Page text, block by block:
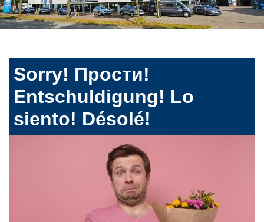
Sorry! Прости!
Entschuldigung! Lo
siento! Désolé!